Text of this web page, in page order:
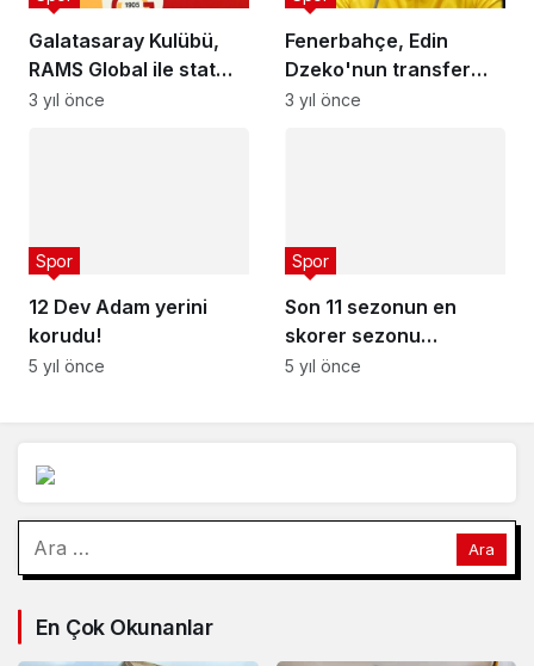
Galatasaray Kulübü,
RAMS Global ile stat
isim sponsorluğu
3 yıl önce
Fenerbahçe, Edin
Dzeko'nun transfer
görüşmeleri için
3 yıl önce
12 Dev Adam yerini
korudu!
Spor
5 yıl önce
Son 11 sezonun en
skorer sezonu…
Spor
5 yıl önce
En Çok Okunanlar